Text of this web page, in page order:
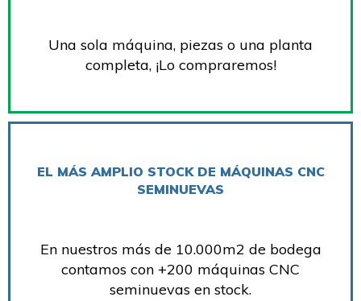
Una sola máquina, piezas o una planta
completa, ¡Lo compraremos!
EL MÁS AMPLIO STOCK DE MÁQUINAS CNC
SEMINUEVAS
En nuestros más de 10.000m2 de bodega
contamos con +200 máquinas CNC
seminuevas en stock.